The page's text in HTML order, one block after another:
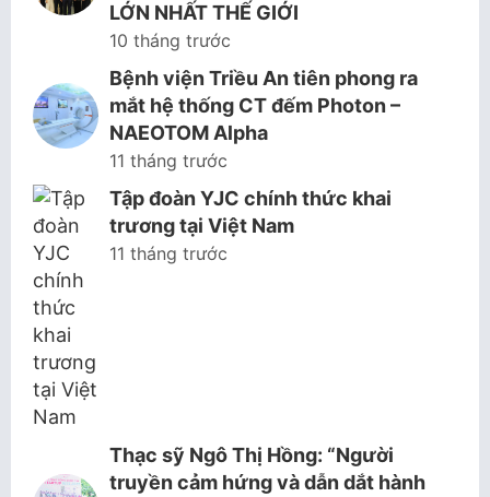
LỚN NHẤT THẾ GIỚI
10 tháng trước
Bệnh viện Triều An tiên phong ra
mắt hệ thống CT đếm Photon –
NAEOTOM Alpha
11 tháng trước
Tập đoàn YJC chính thức khai
trương tại Việt Nam
11 tháng trước
Thạc sỹ Ngô Thị Hồng: “Người
truyền cảm hứng và dẫn dắt hành